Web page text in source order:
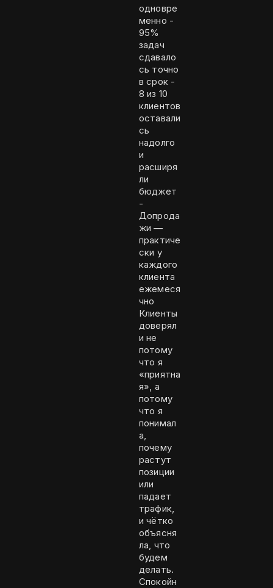
одновре
менно -
95%
задач
сдавало
сь точно
в срок -
8 из 10
клиентов
оставали
сь
надолго
и
расширя
ли
бюджет
-
Допрода
жи —
практиче
ски у
каждого
клиента
ежемеся
чно
Клиенты
доверял
и не
потому
что я
«приятна
я», а
потому
что я
понимал
а,
почему
растут
позиции
или
падает
трафик,
и чётко
объясня
ла, что
будем
делать.
Спокойн